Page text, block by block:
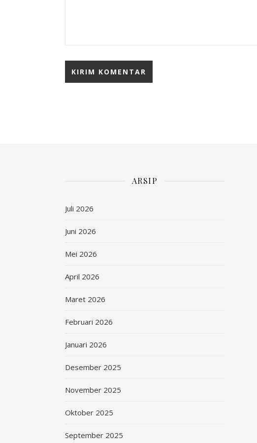
ARSIP
Juli 2026
Juni 2026
Mei 2026
April 2026
Maret 2026
Februari 2026
Januari 2026
Desember 2025
November 2025
Oktober 2025
September 2025